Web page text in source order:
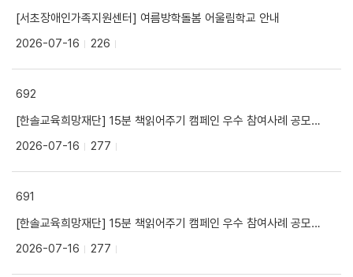
[서초장애인가족지원센터] 여름방학돌봄 어울림학교 안내
2026-07-16
226
692
[한솔교육희망재단] 15분 책읽어주기 캠페인 우수 참여사례 공모전 안내
2026-07-16
277
691
[한솔교육희망재단] 15분 책읽어주기 캠페인 우수 참여사례 공모전 안내
2026-07-16
277